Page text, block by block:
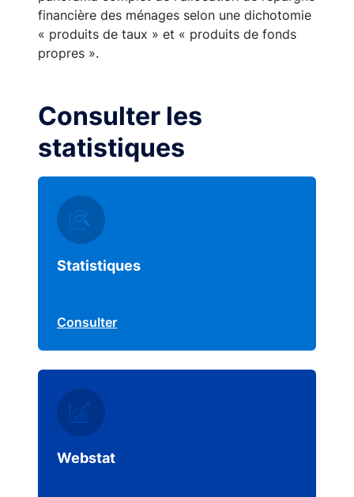
financière des ménages selon une dichotomie
« produits de taux » et « produits de fonds
propres ».
Consulter les
statistiques
Statistiques
Consulter
Webstat